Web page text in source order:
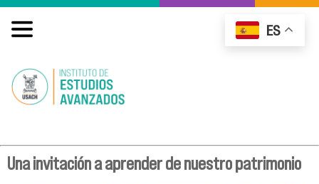
Una invitación a aprender de nuestro patrimonio
ES